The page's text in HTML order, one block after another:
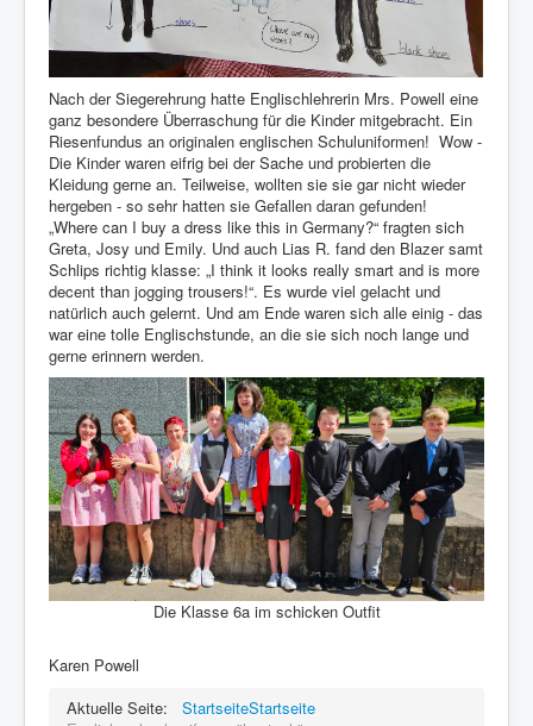
Nach der Siegerehrung hatte Englischlehrerin Mrs. Powell eine
ganz besondere Überraschung für die Kinder mitgebracht. Ein
Riesenfundus an originalen englischen Schuluniformen! Wow -
Die Kinder waren eifrig bei der Sache und probierten die
Kleidung gerne an. Teilweise, wollten sie sie gar nicht wieder
hergeben - so sehr hatten sie Gefallen daran gefunden!
„Where can I buy a dress like this in Germany?“ fragten sich
Greta, Josy und Emily. Und auch Lias R. fand den Blazer samt
Schlips richtig klasse: „I think it looks really smart and is more
decent than jogging trousers!“. Es wurde viel gelacht und
natürlich auch gelernt. Und am Ende waren sich alle einig - das
war eine tolle Englischstunde, an die sie sich noch lange und
gerne erinnern werden.
Die Klasse 6a im schicken Outfit
Karen Powell
Aktuelle Seite:
StartseiteStartseite